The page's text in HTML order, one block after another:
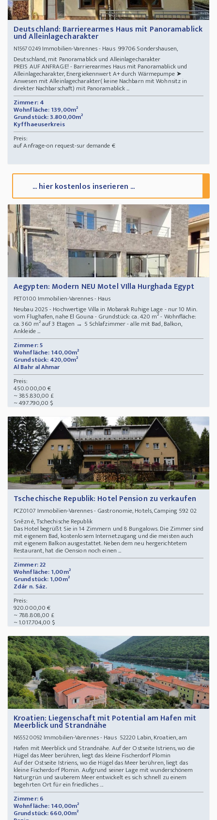
Deutschland: Barrierearmes Haus mit Panoramablick
und Alleinlagecharakter
N15670249Immobilien-Varennes - Haus 99706 Sondershausen,
Deutschland, mit Panoramablick und Alleinlagecharakter
PREIS AUF ANFRAGE! - Barrierearmes Haus mit Panoramablick und
Alleinlagecharakter, Energiekennwert A+ durch Wärmepumpe ➤
Anwesen mit Alleinlagecharakter( keine Nachbarn mit Wohnsitz in
direkter Nachbarschaft) mit Panoramablick ...
Zimmer: 4
Wohnfläche: 139,00m²
Grundstück: 3.800,00m²
Kyffhaeuserkreis
Preis:
auf Anfrage-on request-sur demande €
... hier kostenlos inserieren ...
Aegypten: Modern NEU Motel VIlla Hurghada Egypt
PET0100 Immobilien-Varennes - Haus
Neubau 2025 - Hochwertige Villa in Mobarak Ruhige Lage - nur 10 Min.
vom Flughafen, nahe El Gouna - Grundstück: ca. 420 m² - Wohnfläche:
ca. 360 m² auf 3 Etagen → ️5 Schlafzimmer - alle mit Bad, Balkon,
Ankleide ...
Zimmer: 5
Wohnfläche: 140,00m²
Grundstück: 420,00m²
Al Bahr al Ahmar
Preis:
450.000,00 €
~ 385.830,00 £
~ 497.790,00 $
Tschechische Republik: Hotel Pension zu verkaufen
PCZ0107 Immobilien-Varennes - Gastronomie, Hotels, Camping 592 02
Snězné, Tschechische Republik
Das Hotel begrüßt Sie in 14 Zimmern und 8 Bungalows. Die Zimmer sind
mit eigenem Bad, kostenlosem Internetzugang und die meisten auch
mit eigenem Balkon ausgestattet. Neben dem neu hergerichtetem
Restaurant, hat die Oension noch einen ...
Zimmer: 22
Wohnfläche: 1,00m²
Grundstück: 1,00m²
Zdár n. Sáz.
Preis:
920.000,00 €
~ 788.808,00 £
~ 1.017.704,00 $
Kroatien: Liegenschaft mit Potential am Hafen mit
Meerblick und Strandnähe
N65520092Immobilien-Varennes - Haus 52220 Labin, Kroatien, am
Hafen mit Meerblick und Strandnähe. Auf der Ostseite Istriens, wo die
Hügel das Meer berühren, liegt das kleine Fischerdorf Plomin
Auf der Ostseite Istriens, wo die Hügel das Meer berühren, liegt das
kleine Fischerdorf Plomin. Aufgrund seiner Lage mit wunderschönem
Naturgrün und sauberem Meer entwickelt es sich schnell zu einem
begehrten Ort für ein friedliches ...
Zimmer: 6
Wohnfläche: 140,00m²
Grundstück: 660,00m²